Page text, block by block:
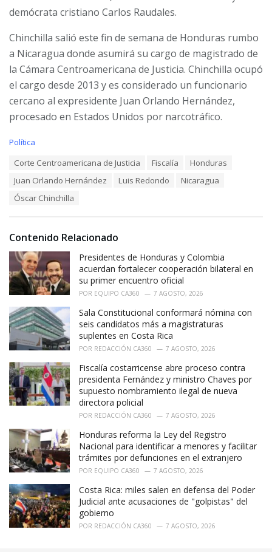
demócrata cristiano Carlos Raudales.
Chinchilla salió este fin de semana de Honduras rumbo
a Nicaragua donde asumirá su cargo de magistrado de
la Cámara Centroamericana de Justicia. Chinchilla ocupó
el cargo desde 2013 y es considerado un funcionario
cercano al expresidente Juan Orlando Hernández,
procesado en Estados Unidos por narcotráfico.
C
g
s
:
Política
g
Corte Centroamericana de Justicia Fiscalía
Honduras
Juan Orlando Hernández
Luis Redondo
Nicaragua
Óscar Chinchilla
Contenido Relacionado
Presidentes de Honduras y Colombia
acuerdan fortalecer cooperación bilateral en
su primer encuentro oficial
POR EQUIPO CA360 7 AGOSTO, 2026
Sala Constitucional conformará nómina con
seis candidatos más a magistraturas
suplentes en Costa Rica
POR REDACCIÓN CA360 7 AGOSTO, 2026
Fiscalía costarricense abre proceso contra
presidenta Fernández y ministro Chaves por
supuesto nombramiento ilegal de nueva
directora policial
POR REDACCIÓN CA360 7 AGOSTO, 2026
Honduras reforma la Ley del Registro
Nacional para identificar a menores y facilitar
trámites por defunciones en el extranjero
POR EQUIPO CA360 7 AGOSTO, 2026
Costa Rica: miles salen en defensa del Poder
Judicial ante acusaciones de "golpistas" del
gobierno
POR REDACCIÓN CA360 7 AGOSTO, 2026